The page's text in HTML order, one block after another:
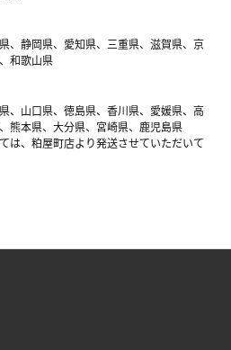
、静岡県、愛知県、三重県、滋賀県、京
和歌山県
、山口県、徳島県、香川県、愛媛県、高
熊本県、大分県、宮崎県、鹿児島県
は、粕屋町店より発送させていただいて